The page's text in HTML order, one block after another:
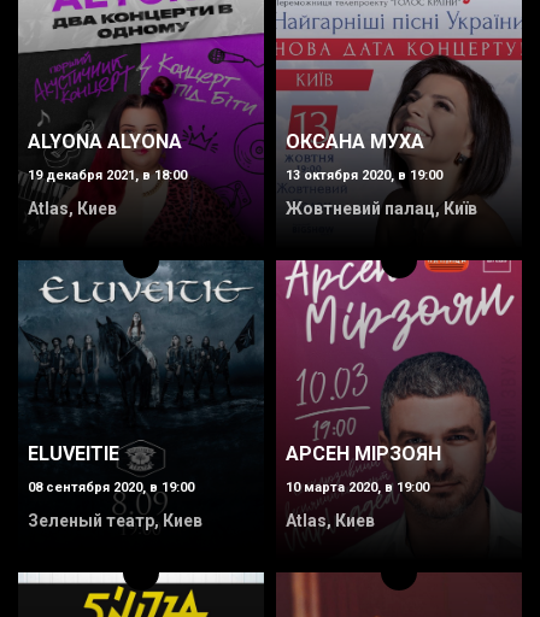
ALYONA ALYONA
19 декабря 2021, в 18:00
Atlas, Киев
ОКСАНА МУХА
13 октября 2020, в 19:00
Жовтневий палац, Київ
ELUVEITIE
08 сентября 2020, в 19:00
Зеленый театр, Киев
АРСЕН МІРЗОЯН
10 марта 2020, в 19:00
Atlas, Киев